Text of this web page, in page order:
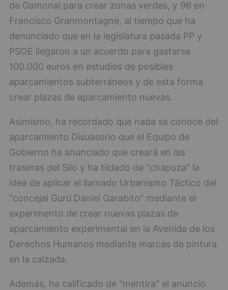
de Gamonal para crear zonas verdes, y 96 en
Francisco Granmontagne, al tiempo que ha
denunciado que en la legislatura pasada PP y
PSOE llegaron a un acuerdo para gastarse
100.000 euros en estudios de posibles
aparcamientos subterráneos y de esta forma
crear plazas de aparcamiento nuevas.
Asimismo, ha recordado que nada se conoce del
aparcamiento Disuasorio que el Equipo de
Gobierno ha anunciado que creará en las
traseras del Silo y ha tildado de "chapuza" la
idea de aplicar el llamado Urbanismo Táctico del
"concejal Gurú Daniel Garabito" mediante el
experimento de crear nuevas plazas de
aparcamiento experimental en la Avenida de los
Derechos Humanos mediante marcas de pintura
en la calzada.
Además, ha calificado de "mentira" el anuncio